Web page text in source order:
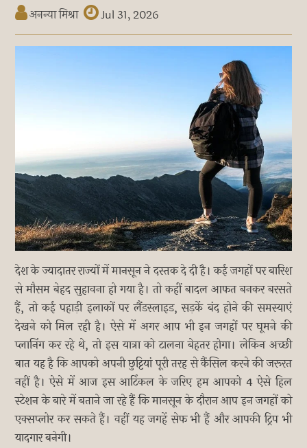
अनन्या मिश्रा Jul 31, 2026
देश के ज्यादातर राज्यों में मानसून ने दस्तक दे दी है। कई जगहों पर बारिश
से मौसम बेहद सुहावना हो गया है। तो कहीं बादल आफत बनकर बरसते
हैं, तो कई पहाड़ी इलाकों पर लैंडस्लाइड, सड़कें बंद होने की समस्याएं
देखने को मिल रही है। ऐसे में अगर आप भी इन जगहों पर घूमने की
प्लानिंग कर रहे थे, तो इस यात्रा को टालना बेहतर होगा। लेकिन अच्छी
बात यह है कि आपको अपनी छुट्टियां पूरी तरह से कैंसिल करने की जरूरत
नहीं है। ऐसे में आज इस आर्टिकल के जरिए हम आपको 4 ऐसे हिल
स्टेशन के बारे में बताने जा रहे हैं कि मानसून के दौरान आप इन जगहों को
एक्सप्लोर कर सकते हैं। वहीं यह जगहें सेफ भी हैं और आपकी ट्रिप भी
यादगार बनेगी।